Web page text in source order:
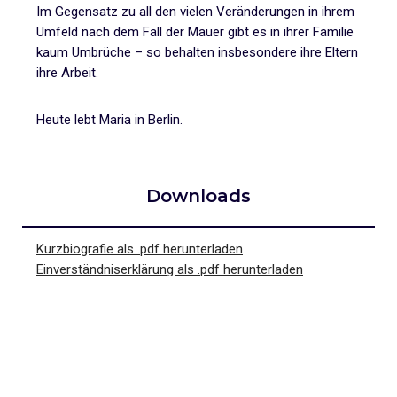
Im Gegensatz zu all den vielen Veränderungen in ihrem
Umfeld nach dem Fall der Mauer gibt es in ihrer Familie
kaum Umbrüche – so behalten insbesondere ihre Eltern
ihre Arbeit.
Heute lebt Maria in Berlin.
Downloads
Kurzbiografie als .pdf herunterladen
Einverständniserklärung als .pdf herunterladen